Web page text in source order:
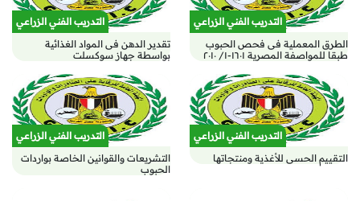
التدريب الفني الزراعي
الطرق المعملية فى فحص الحبوب
طبقا للمواصفة المصرية ١٦٠١-١/ ٢٠١٠
التدريب الفني الزراعي
تقدير الدهن فى المواد الغذائية
بواسطة جهاز سوكسلت
التدريب الفني الزراعي
التقييم الحسى للأغذية ومنتجاتها
التدريب الفني الزراعي
التشريعات والقوانين الخاصة بواردات
الحبوب